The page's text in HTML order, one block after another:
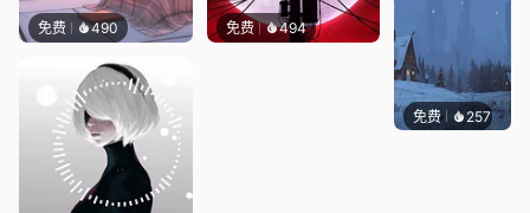
免费 490 免费 494
免费 257